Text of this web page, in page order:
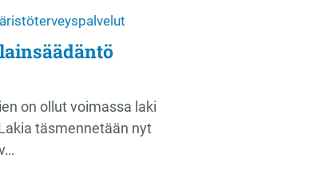
on ollut voimassa laki
täsmennetään nyt